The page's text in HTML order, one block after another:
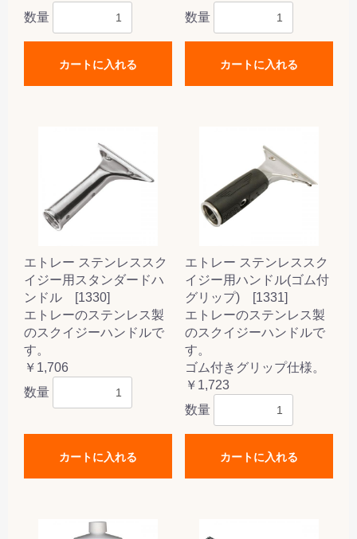
数量
カートに入れる
数量
カートに入れる
エトレー ステンレススク
イジー用スタンダードハ
ンドル [1330]
エトレーのステンレス製
のスクイジーハンドルで
す。
￥1,706
数量
カートに入れる
エトレー ステンレススク
イジー用ハンドル(ゴム付
グリップ) [1331]
エトレーのステンレス製
のスクイジーハンドルで
す。
ゴム付きグリップ仕様。
￥1,723
数量
カートに入れる